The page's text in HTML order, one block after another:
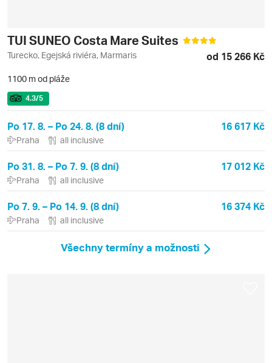
TUI SUNEO Costa Mare Suites
Turecko, Egejská riviéra, Marmaris od 15 266 Kč
1100 m od pláže
4.3/5
Po 17. 8. – Po 24. 8. (8 dní) 16 617 Kč
Praha all inclusive
Po 31. 8. – Po 7. 9. (8 dní) 17 012 Kč
Praha all inclusive
Po 7. 9. – Po 14. 9. (8 dní) 16 374 Kč
Praha all inclusive
Všechny termíny a možnosti